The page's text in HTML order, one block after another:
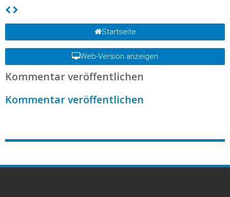
Startseite
Web-Version anzeigen
Kommentar veröffentlichen
Kommentar veröffentlichen